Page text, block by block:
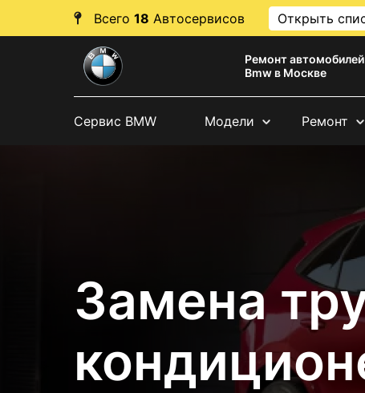
Всего 18 Автосервисов Открыть
Ремонт автомобилей
Bmw в Москве
Сервис BMW Модели Ремонт
Замена